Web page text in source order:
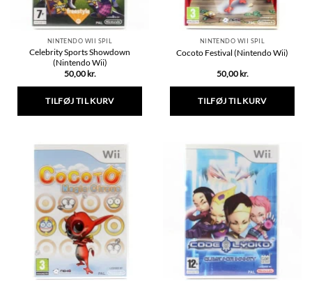
NINTENDO WII SPIL
Celebrity Sports Showdown
(Nintendo Wii)
50,00 kr.
TILFØJ TIL KURV
NINTENDO WII SPIL
Cocoto Festival (Nintendo Wii)
50,00 kr.
TILFØJ TIL KURV